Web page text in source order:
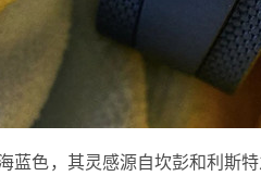
蓝色，其灵感源自坎彭和利斯